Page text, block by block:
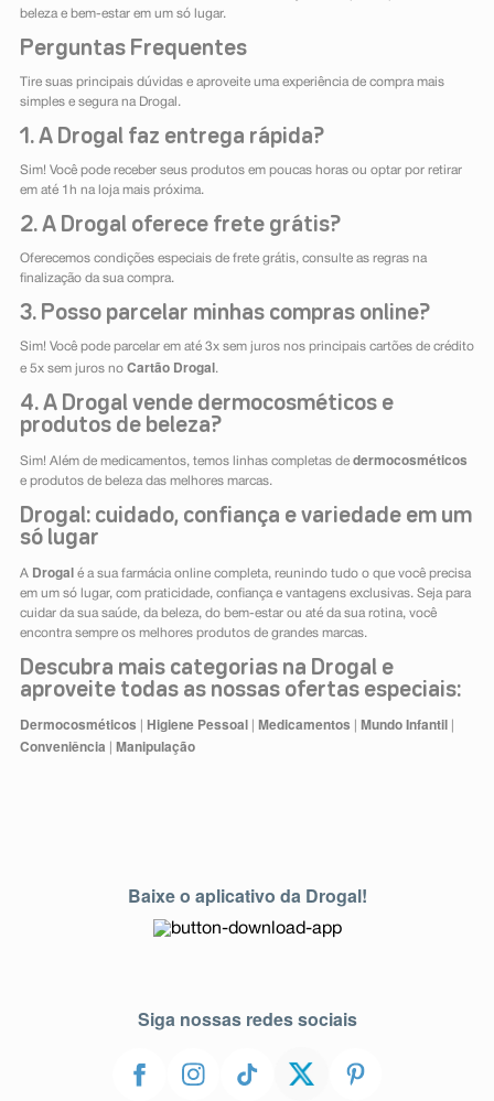
beleza e bem-estar em um só lugar.
Perguntas Frequentes
Tire suas principais dúvidas e aproveite uma experiência de compra mais
simples e segura na Drogal.
1. A Drogal faz entrega rápida?
Sim! Você pode receber seus produtos em poucas horas ou optar por retirar
em até 1h na loja mais próxima.
2. A Drogal oferece frete grátis?
Oferecemos condições especiais de frete grátis, consulte as regras na
finalização da sua compra.
3. Posso parcelar minhas compras online?
Sim! Você pode parcelar em até 3x sem juros nos principais cartões de crédito
e 5x sem juros no Cartão Drogal.
4. A Drogal vende dermocosméticos e
produtos de beleza?
Sim! Além de medicamentos, temos linhas completas de dermocosméticos
e produtos de beleza das melhores marcas.
Drogal: cuidado, confiança e variedade em um
só lugar
A Drogal é a sua farmácia online completa, reunindo tudo o que você precisa
em um só lugar, com praticidade, confiança e vantagens exclusivas. Seja para
cuidar da sua saúde, da beleza, do bem-estar ou até da sua rotina, você
encontra sempre os melhores produtos de grandes marcas.
Descubra mais categorias na Drogal e
aproveite todas as nossas ofertas especiais:
Dermocosméticos Higiene Pessoal Medicamentos Mundo Infantil
Conveniência Manipulação
Baixe o aplicativo da Drogal!
Siga nossas redes sociais